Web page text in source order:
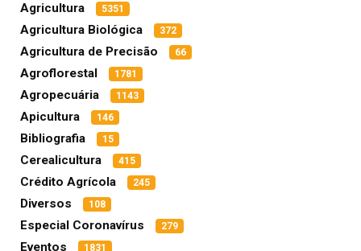
Agricultura 5351
Agricultura Biológica 372
Agricultura de Precisão 66
Agroflorestal 1781
Agropecuária 1143
Apicultura 146
Bibliografia 15
Cerealicultura 415
Crédito Agrícola 245
Diversos 108
Especial Coronavírus 279
Eventos 1831